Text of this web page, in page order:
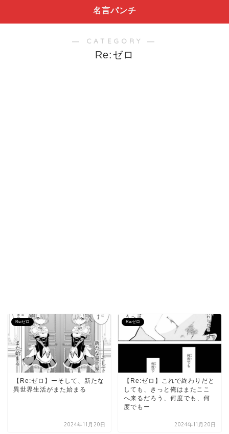
名言パンチ
― CATEGORY ―
Re:ゼロ
Re:ゼロ
【Re:ゼロ】ーそして、新たな
異世界生活がまた始まる
2024年11月20日
Re:ゼロ
【Re:ゼロ】これで終わりだと
しても、きっと俺はまたここ
へ来るだろう、何度でも、何
度でもー
2024年11月20日